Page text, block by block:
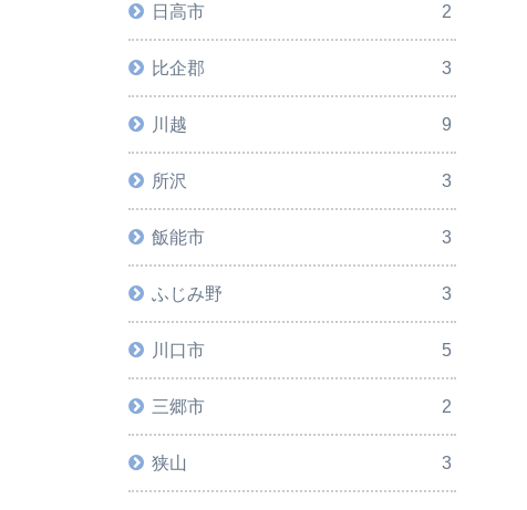
日高市 2
比企郡 3
川越 9
所沢 3
飯能市 3
ふじみ野 3
川口市 5
三郷市 2
狭山 3